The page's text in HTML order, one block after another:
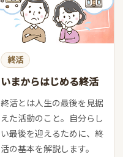
終活
いまからはじめる終活
終活とは人生の最後を見据
えた活動のこと。自分らし
い最後を迎えるために、終
活の基本を解説します。